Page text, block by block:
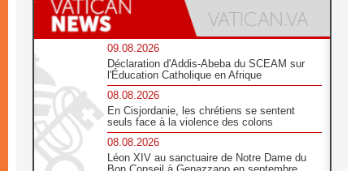
09.08.2026
Déclaration d'Addis-Abeba du SCEAM sur
l'Éducation Catholique en Afrique
08.08.2026
En Cisjordanie, les chrétiens se sentent
seuls face à la violence des colons
08.08.2026
Léon XIV au sanctuaire de Notre Dame du